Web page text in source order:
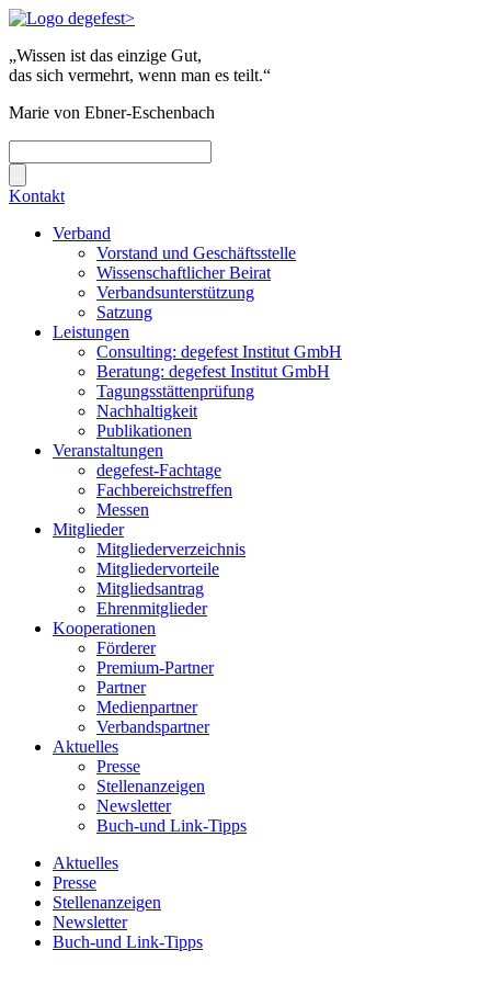
„Wissen ist das einzige Gut,
das sich vermehrt, wenn man es teilt.“
Marie von Ebner-Eschenbach
Kontakt
Verband
Vorstand und Geschäftsstelle
Wissenschaftlicher Beirat
Verbandsunterstützung
Satzung
Leistungen
Consulting: degefest Institut GmbH
Beratung: degefest Institut GmbH
Tagungsstättenprüfung
Nachhaltigkeit
Publikationen
Veranstaltungen
degefest-Fachtage
Fachbereichstreffen
Messen
Mitglieder
Mitgliederverzeichnis
Mitgliedervorteile
Mitgliedsantrag
Ehrenmitglieder
Kooperationen
Förderer
Premium-Partner
Partner
Medienpartner
Verbandspartner
Aktuelles
Presse
Stellenanzeigen
Newsletter
Buch-und Link-Tipps
Aktuelles
Presse
Stellenanzeigen
Newsletter
Buch-und Link-Tipps